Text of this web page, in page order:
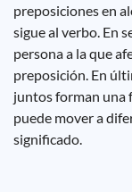
preposiciones en
sigue al verbo. En
persona a la que
preposición. En
juntos forman una
puede mover a
significado.